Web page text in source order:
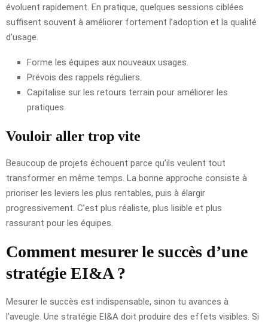
évoluent rapidement. En pratique, quelques sessions ciblées
suffisent souvent à améliorer fortement l’adoption et la qualité
d’usage.
Forme les équipes aux nouveaux usages.
Prévois des rappels réguliers.
Capitalise sur les retours terrain pour améliorer les
pratiques.
Vouloir aller trop vite
Beaucoup de projets échouent parce qu’ils veulent tout
transformer en même temps. La bonne approche consiste à
prioriser les leviers les plus rentables, puis à élargir
progressivement. C’est plus réaliste, plus lisible et plus
rassurant pour les équipes.
Comment mesurer le succès d’une
stratégie EI&A ?
Mesurer le succès est indispensable, sinon tu avances à
l’aveugle. Une stratégie EI&A doit produire des effets visibles. Si